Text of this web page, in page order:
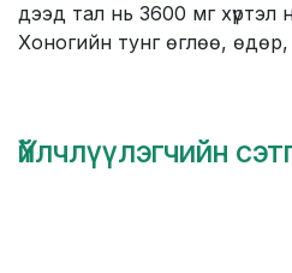
дээд тал нь 3600 мг хүртэл
Хоногийн тунг өглөө,
Үйлчлүүлэгчийн